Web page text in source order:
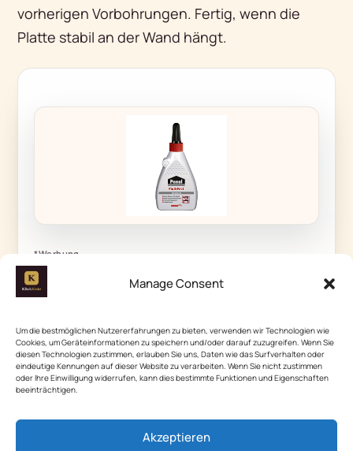
Manage Consent
Um die bestmöglichen Nutzererfahrungen zu bieten, verwenden wir Technologien wie
Cookies, um Geräteinformationen zu speichern und/oder darauf zuzugreifen. Wenn Sie
diesen Technologien zustimmen, erlauben Sie uns, Daten wie das Surfverhalten oder
eindeutige Kennungen auf dieser Website zu verarbeiten. Wenn Sie nicht zustimmen
oder Ihre Einwilligung widerrufen, kann dies bestimmte Funktionen und Eigenschaften
beeinträchtigen.
Akzeptieren
vorherigen Vorbohrungen. Fertig, wenn die
Platte stabil an der Wand hängt.
*Werbung
Ponal Express Holzleim, transparent und
4,98 €
Preis und Verfügbarkeit können sich ändern · Beitrag zuletzt
aktualisiert am5. August 2026